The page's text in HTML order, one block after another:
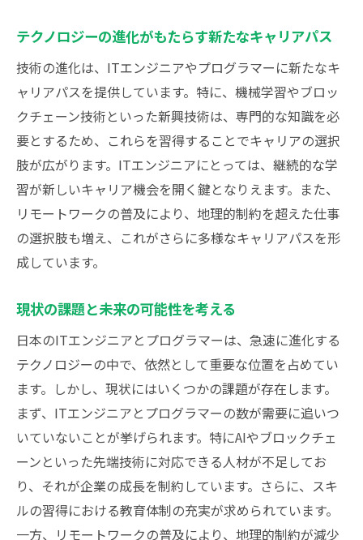
ITエンジニアとプログラマーの割合が示す日本
の業界トレンド
統計データから見る現在の割合とその背景
業界トレンドがもたらすビジネスチャンス
女性エンジニアの割合増加が示す新しい潮
流
フルスタックエンジニアの需要が高まる理
由
スタートアップと大企業の割合比較
未来に向けた人材育成の重要性
グラマーの働き方
リモートワークの普及がもたらす働き方の
変化
地理的制約のない新しい働き方
リモートワークによるチームダイナミクス
の変化
プログラマーの生産性に及ぼす影響と工夫
リモート時代のコミュニケーション戦略
新しい働き方に対応するためのツールとテ
テクノロジーの進化がもたらす新たなキャリアパス
技術の進化は、ITエンジニアやプログラマーに新たなキ
ャリアパスを提供しています。特に、機械学習やブロッ
クチェーン技術といった新興技術は、専門的な知識を必
要とするため、これらを習得することでキャリアの選択
肢が広がります。ITエンジニアにとっては、継続的な学
習が新しいキャリア機会を開く鍵となりえます。また、
リモートワークの普及により、地理的制約を超えた仕事
の選択肢も増え、これがさらに多様なキャリアパスを形
成しています。
現状の課題と未来の可能性を考える
日本のITエンジニアとプログラマーは、急速に進化する
テクノロジーの中で、依然として重要な位置を占めてい
ます。しかし、現状にはいくつかの課題が存在します。
まず、ITエンジニアとプログラマーの数が需要に追いつ
いていないことが挙げられます。特にAIやブロックチェ
ーンといった先端技術に対応できる人材が不足してお
り、それが企業の成長を制約しています。さらに、スキ
ルの習得における教育体制の充実が求められています。
一方、リモートワークの普及により、地理的制約が減少